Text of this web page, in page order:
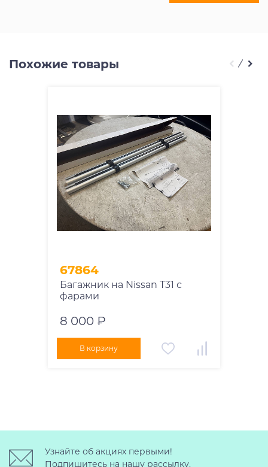
Похожие товары
67864
Багажник на Nissan T31 с
фарами
8 000 ₽
В корзину
Узнайте об акциях первыми!
Подпишитесь на нашу рассылку.